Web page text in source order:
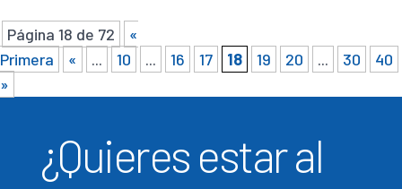
Página 18 de 72
«
Primera
« ... 10 ... 16 17 18 19 20 ... 30
40
»
¿Quieres estar al